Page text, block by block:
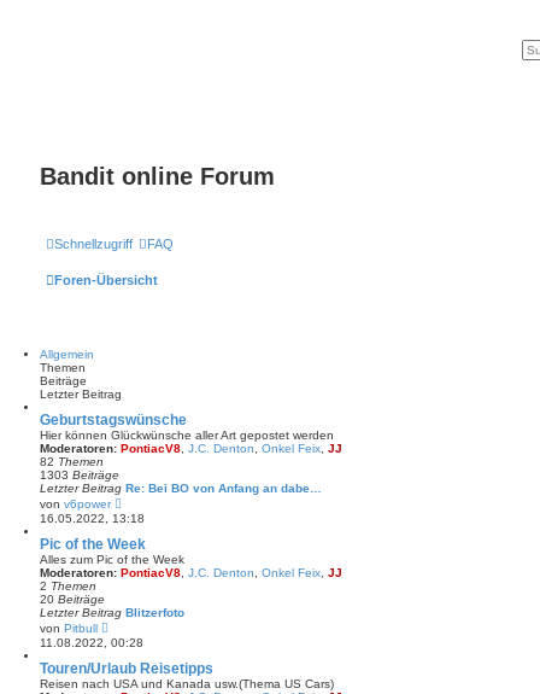
Bandit online Forum
Schnellzugriff FAQ
Foren-Übersicht
Allgemein
Themen
Beiträge
Letzter Beitrag
Geburtstagswünsche
Hier können Glückwünsche aller Art gepostet werden
Moderatoren: PontiacV8 J.C. Denton Onkel Feix JJ
82 Themen
1303 Beiträge
Letzter Beitrag Re: Bei BO von Anfang an dabe…
von v6power
e
u
e
s
t
e
B
e
t
a
g
16.05.2022, 13:18
Pic of the Week
Alles zum Pic of the Week
Moderatoren: PontiacV8 J.C. Denton Onkel Feix JJ
2 Themen
20 Beiträge
Letzter Beitrag Blitzerfoto
von Pitbull
e
u
e
s
t
11.08.2022, 00:28
Touren/Urlaub Reisetipps
Reisen nach USA und Kanada usw.(Thema US Cars)